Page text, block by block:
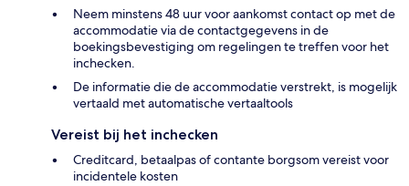
Neem minstens 48 uur voor aankomst contact op met de
accommodatie via de contactgegevens in de
boekingsbevestiging om regelingen te treffen voor het
inchecken.
De informatie die de accommodatie verstrekt, is mogelijk
vertaald met automatische vertaaltools
Vereist bij het inchecken
Creditcard, betaalpas of contante borgsom vereist voor
incidentele kosten